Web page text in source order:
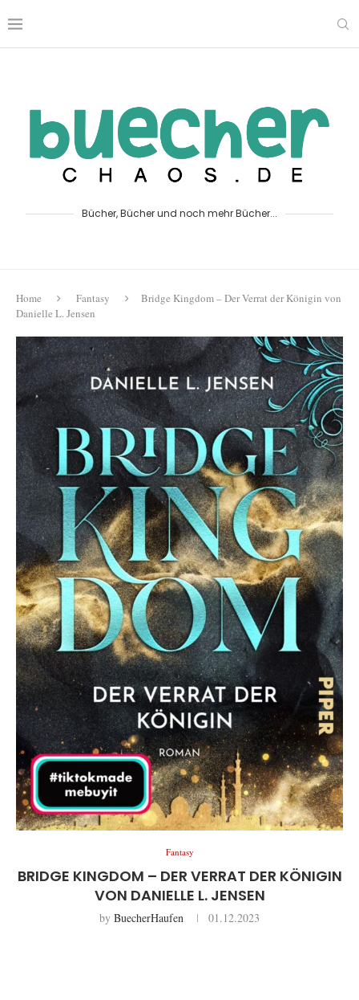
Bücher, Bücher und noch mehr Bücher...
Home Fantasy
Bridge Kingdom – Der Verrat der Königin von
Danielle L. Jensen
Fantasy
BRIDGE KINGDOM – DER VERRAT DER KÖNIGIN
VON DANIELLE L. JENSEN
by BuecherHaufen 01.12.2023